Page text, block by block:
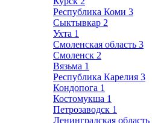
Республика Коми 3
Сыктывкар 2
Ухта 1
Смоленская область 3
Смоленск 2
Вязьма 1
Республика Карелия 3
Кондопога 1
Костомукша 1
Петрозаводск 1
Ленинградская область